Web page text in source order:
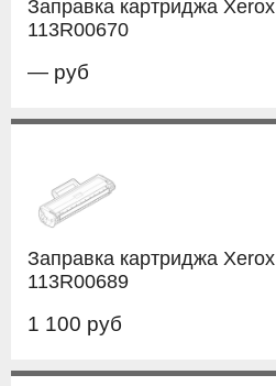
Заправка картриджа Xerox
113R00670
— руб
Заправка картриджа Xerox
113R00689
1 100 руб